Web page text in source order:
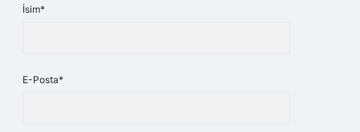
İsim*
E-Posta*